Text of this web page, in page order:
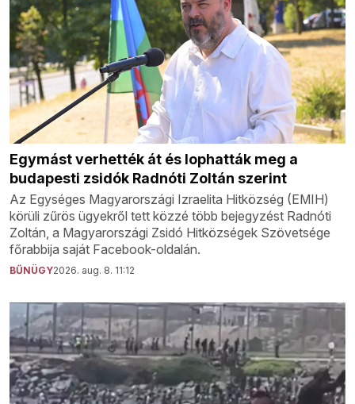
Egymást verhették át és lophatták meg a
budapesti zsidók Radnóti Zoltán szerint
Az Egységes Magyarországi Izraelita Hitközség (EMIH)
körüli zűrös ügyekről tett közzé több bejegyzést Radnóti
Zoltán, a Magyarországi Zsidó Hitközségek Szövetsége
főrabbija saját Facebook-oldalán.
BŰNÜGY2026. aug. 8. 11:12